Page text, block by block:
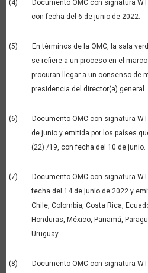
(4) Documento OMC con signatura
con fecha del 6 de junio de 2022.
(5) En términos de la OMC, la sala
se refiere a un proceso en el
procuran llegar a un consenso de
presidencia del director(a) general.
(6) Documento OMC con signatura
de junio y emitida por los países
(22) /19, con fecha del 10 de junio.
(7) Documento OMC con signatura
fecha del 14 de junio de 2022 y
Chile, Colombia, Costa Rica,
Honduras, México, Panamá,
Uruguay.
(8) Documento OMC con signatura